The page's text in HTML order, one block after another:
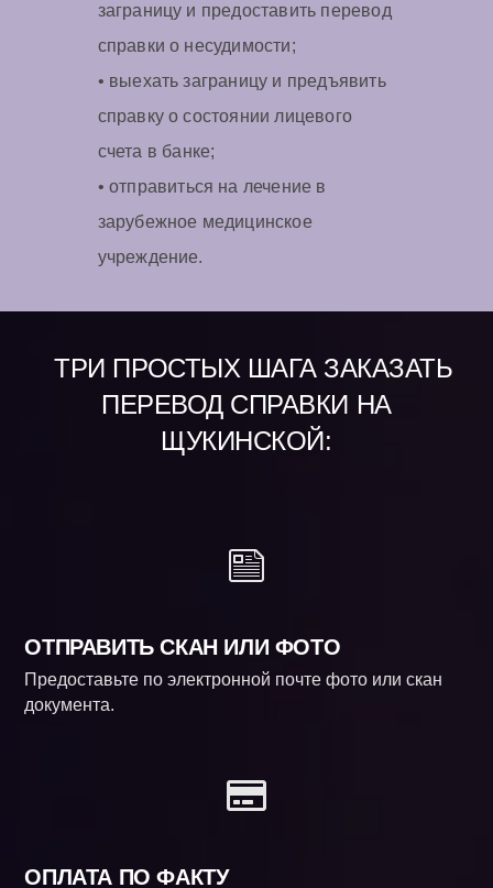
заграницу и предоставить перевод
справки о несудимости;
• выехать заграницу и предъявить
справку о состоянии лицевого
счета в банке;
• отправиться на лечение в
зарубежное медицинское
учреждение.
ТРИ ПРОСТЫХ ШАГА ЗАКАЗАТЬ
ПЕРЕВОД СПРАВКИ НА
ЩУКИНСКОЙ:
ОТПРАВИТЬ СКАН ИЛИ ФОТО
Предоставьте по электронной почте фото или скан
документа.
ОПЛАТА ПО ФАКТУ